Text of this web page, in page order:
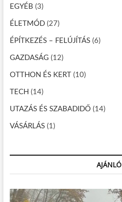
g
á
c
i
ó
EGYÉB (3)
ÉLETMÓD(27)
ÉPÍTKEZÉS – FELÚJÍTÁS(6)
GAZDASÁG (12)
OTTHON ÉS KERT (10)
TECH (14)
UTAZÁS ÉS SZABADIDŐ(14)
VÁSÁRLÁS(1)
AJÁNLÓ